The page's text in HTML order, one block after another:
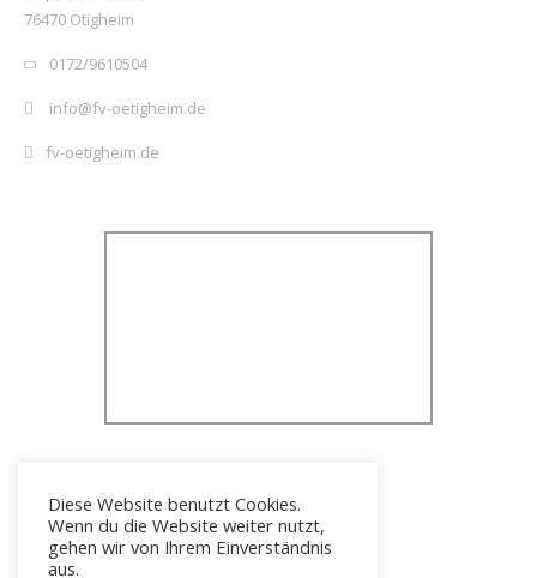
76470 Ötigheim
0172/9610504
info@fv-oetigheim.de
fv-oetigheim.de
Diese Website benutzt Cookies.
Wenn du die Website weiter nutzt,
gehen wir von Ihrem Einverständnis
aus.